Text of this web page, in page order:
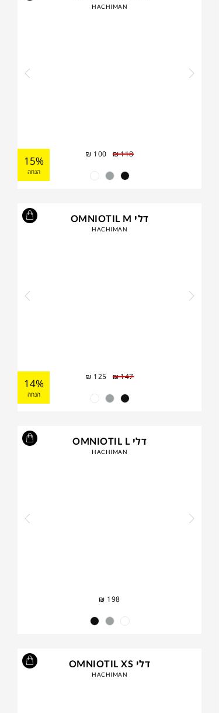
HACHIMAN
₪118
₪ 100
15%
הנחה
דלי OMNIOTIL M
HACHIMAN
₪147
₪ 125
14%
הנחה
דלי OMNIOTIL L
HACHIMAN
₪ 198
דלי OMNIOTIL XS
HACHIMAN